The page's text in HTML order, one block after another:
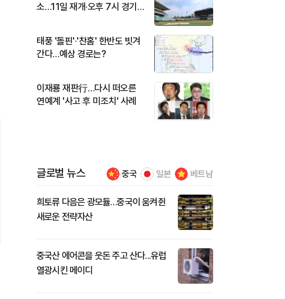
소…11일 재개·오후 7시 경기
태풍 '돌핀'·'찬홈' 한반도 빗겨
간다…예상 경로는?
이재룡 재판行…다시 떠오른
연예계 '사고 후 미조치' 사례
글로벌 뉴스 중국 일본 베트남
희토류 다음은 광모듈…중국이 움켜쥔
새로운 전략자산
중국산 에어콘을 웃돈 주고 산다...유럽
열광시킨 메이디